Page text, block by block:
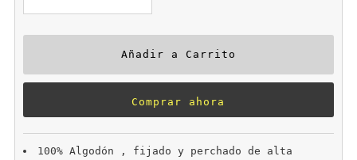
Comprar ahora
100% Algodón , fijado y perchado de alta